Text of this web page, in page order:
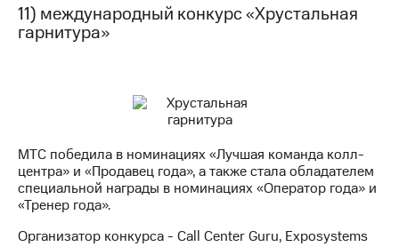
11) международный конкурс «Хрустальная
гарнитура»
МТС победила в номинациях «Лучшая команда колл-
центра» и «Продавец года», а также стала обладателем
специальной награды в номинациях «Оператор года» и
«Тренер года».
Организатор конкурса - Call Center Guru, Exposystems